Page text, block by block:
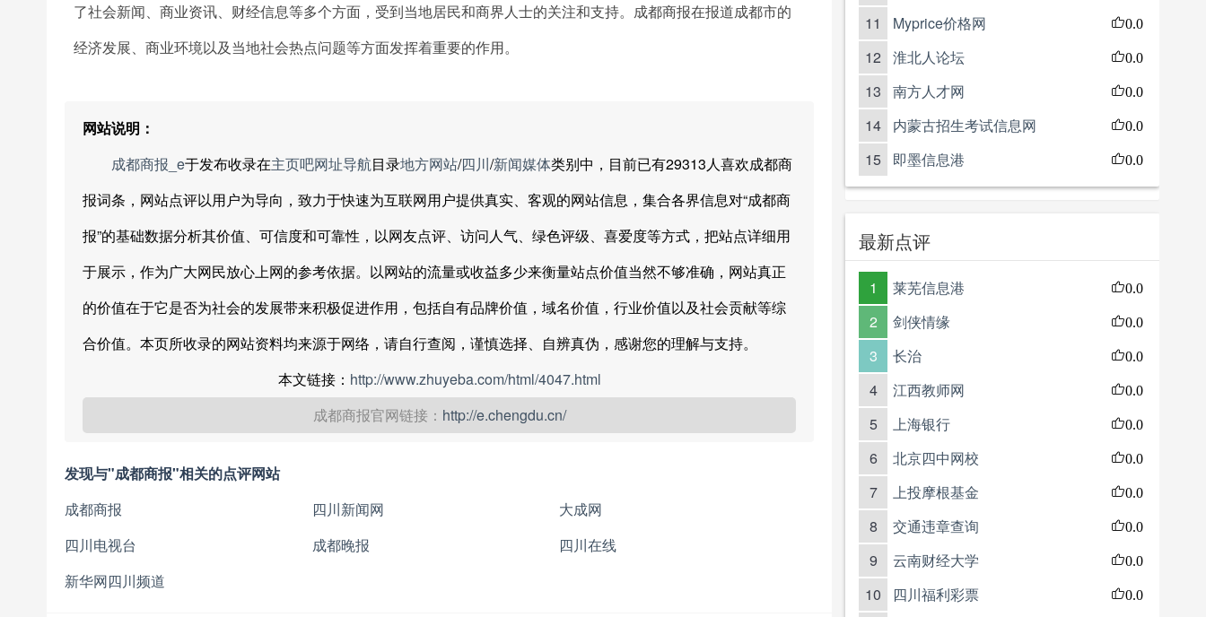
了社会新闻、商业资讯、财经信息等多个方面，受到当地居民和商界人士的关注和支持。成都商报在报道成都市的
经济发展、商业环境以及当地社会热点问题等方面发挥着重要的作用。
网站说明：
成都商报_e于发布收录在主页吧网址导航目录地方网站/四川/新闻媒体类别中，目前已有29313人喜欢成都商
报词条，网站点评以用户为导向，致力于快速为互联网用户提供真实、客观的网站信息，集合各界信息对“成都商
报”的基础数据分析其价值、可信度和可靠性，以网友点评、访问人气、绿色评级、喜爱度等方式，把站点详细用
于展示，作为广大网民放心上网的参考依据。以网站的流量或收益多少来衡量站点价值当然不够准确，网站真正
的价值在于它是否为社会的发展带来积极促进作用，包括自有品牌价值，域名价值，行业价值以及社会贡献等综
合价值。本页所收录的网站资料均来源于网络，请自行查阅，谨慎选择、自辨真伪，感谢您的理解与支持。
本文链接： http://www.zhuyeba.com/html/4047.html
成都商报官网链接： http://e.chengdu.cn/
发现与"成都商报"相关的点评网站
成都商报
四川新闻网
大成网
四川电视台
成都晚报
四川在线
新华网四川频道
11 Myprice价格网 0.0
12 淮北人论坛 0.0
13 南方人才网 0.0
14 内蒙古招生考试信息网 0.0
15 即墨信息港 0.0
最新点评
1 莱芜信息港 0.0
2 剑侠情缘 0.0
3 长治 0.0
4 江西教师网 0.0
5 上海银行 0.0
6 北京四中网校 0.0
7 上投摩根基金 0.0
8 交通违章查询 0.0
9 云南财经大学 0.0
10 四川福利彩票 0.0